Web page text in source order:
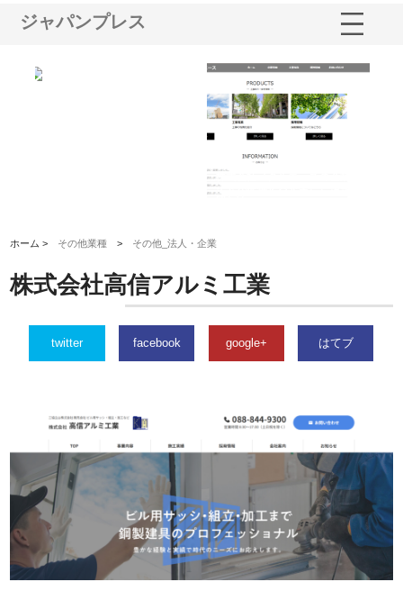
ジャパンプレス
イトが提供する充実した情報内
ホーム > その他業種 > その他_法人・企業
株式会社高信アルミ工業
twitter facebook google+ はてブ